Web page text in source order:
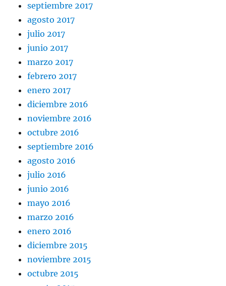
septiembre 2017
agosto 2017
julio 2017
junio 2017
marzo 2017
febrero 2017
enero 2017
diciembre 2016
noviembre 2016
octubre 2016
septiembre 2016
agosto 2016
julio 2016
junio 2016
mayo 2016
marzo 2016
enero 2016
diciembre 2015
noviembre 2015
octubre 2015